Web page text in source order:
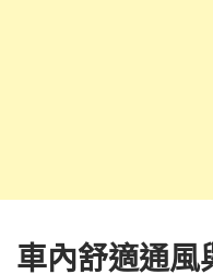
車內舒適通風